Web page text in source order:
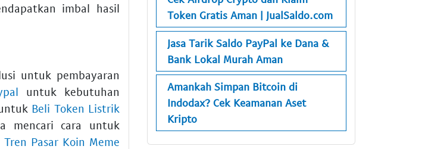
imbal hasil
untuk pembayaran
untuk kebutuhan
Beli Token Listrik
mencari cara untuk
Pasar Koin Meme
Token Gratis Aman | JualSaldo.com
Jasa Tarik Saldo PayPal ke Dana &
Bank Lokal Murah Aman
Amankah Simpan Bitcoin di
Indodax? Cek Keamanan Aset
Kripto